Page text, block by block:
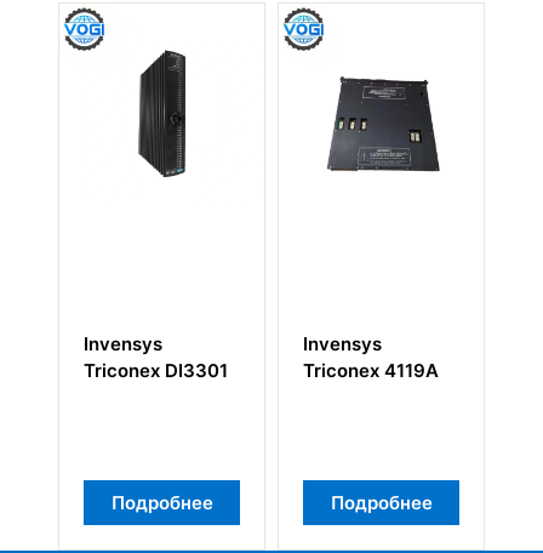
DI3301
Подробнее
Triconex 4119A
Подробнее
Triconex